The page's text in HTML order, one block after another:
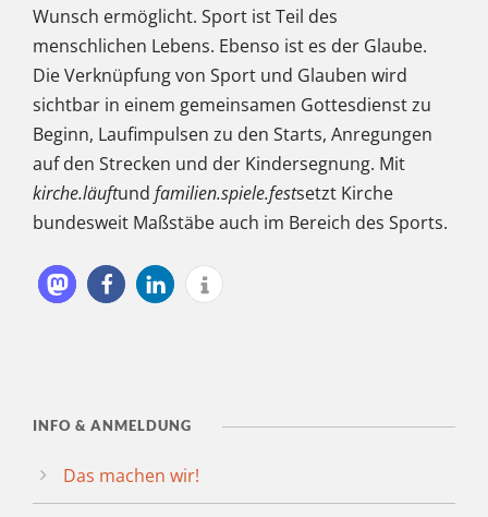
Wunsch ermöglicht. Sport ist Teil des
menschlichen Lebens. Ebenso ist es der Glaube.
Die Verknüpfung von Sport und Glauben wird
sichtbar in einem gemeinsamen Gottesdienst zu
Beginn, Laufimpulsen zu den Starts, Anregungen
auf den Strecken und der Kindersegnung. Mit
kirche.läuftund familien.spiele.festsetzt Kirche
bundesweit Maßstäbe auch im Bereich des Sports.
INFO & ANMELDUNG
Das machen wir!